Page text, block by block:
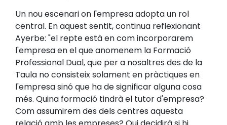
Un nou escenari on l'empresa adopta un rol
central. En aquest sentit, continua reflexionant
Ayerbe: "el repte està en com incorporarem
l'empresa en el que anomenem la Formació
Professional Dual, que per a nosaltres des de la
Taula no consisteix solament en pràctiques en
l'empresa sinó que ha de significar alguna cosa
més. Quina formació tindrà el tutor d'empresa?
Com assumirem des dels centres aquesta